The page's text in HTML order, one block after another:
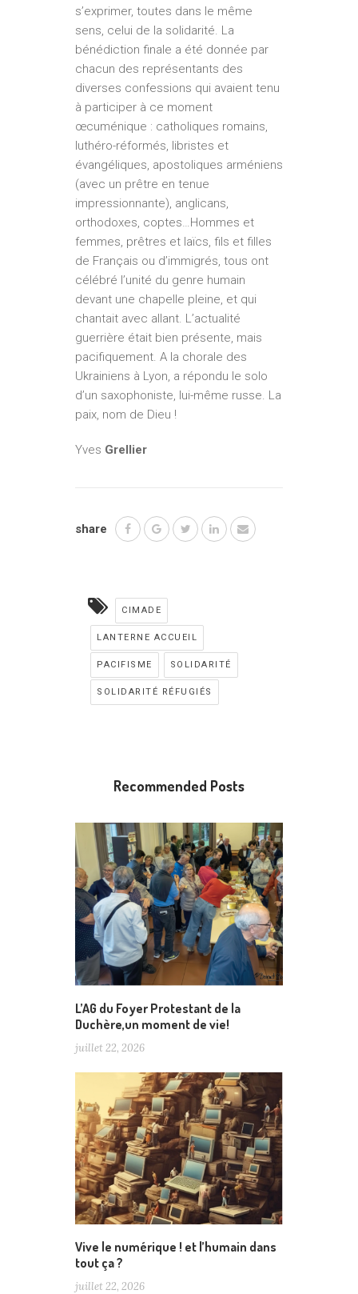
s’exprimer, toutes dans le même
sens, celui de la solidarité. La
bénédiction finale a été donnée par
chacun des représentants des
diverses confessions qui avaient tenu
à participer à ce moment
œcuménique : catholiques romains,
luthéro-­réformés, libristes et
évangéliques, apostoliques arméniens
(avec un prêtre en tenue
impressionnante), anglicans,
orthodoxes, coptes…Hommes et
femmes, prêtres et laïcs, fils et filles
de Français ou d’immigrés, tous ont
célébré l’unité du genre humain
devant une chapelle pleine, et qui
chantait avec allant. L’actualité
guerrière était bien présente, mais
pacifiquement. A la chorale des
Ukrainiens à Lyon, a répondu le solo
d’un saxophoniste, lui­-même russe. La
paix, nom de Dieu !
Yves Grellier
share
CIMADE
LANTERNE ACCUEIL
PACIFISME SOLIDARITÉ
SOLIDARITÉ RÉFUGIÉS
Recommended Posts
L’AG du Foyer Protestant de la
Duchère,un moment de vie!
juillet 22, 2026
Vive le numérique ! et l’humain dans
tout ça ?
juillet 22, 2026